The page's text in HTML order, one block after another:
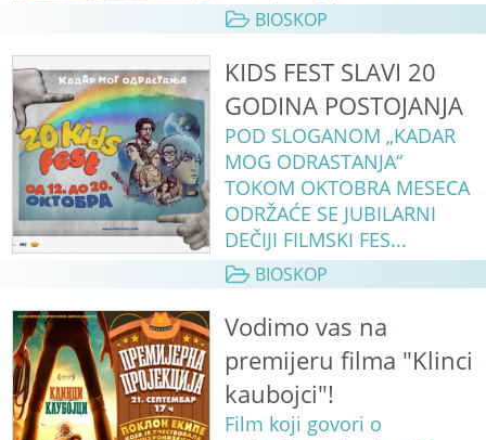
BIOSKOP
KIDS FEST SLAVI 20
GODINA POSTOJANJA
POD SLOGANOM „KADAR
MOG ODRASTANJA“
TOKOM OKTOBRA MESECA
ODRŽAĆE SE JUBILARNI
DEČIJI FILMSKI FES...
BIOSKOP
Vodimo vas na
premijeru filma "Klinci
kaubojci"!
Film koji govori o